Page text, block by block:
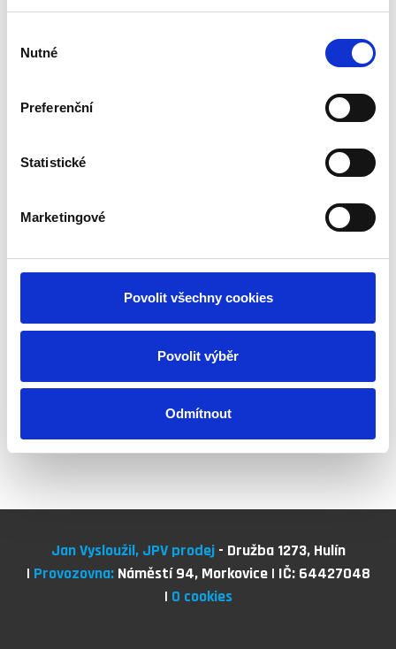
souhlasu
Nutné
Preferenční
Statistické
Marketingové
Povolit všechny cookies
Povolit výběr
Odmítnout
Katalog pružin tažných
Zobrazit
Ostatní sortiment
Zobrazit
Jan Vysloužil, JPV prodej- Družba 1273, Hulín
| Provozovna:Náměstí 94, Morkovice | IČ: 64427048
| O cookies